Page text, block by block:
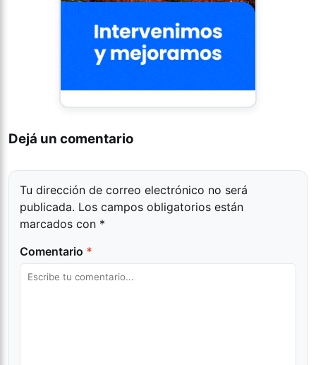
Dejá un comentario
Tu dirección de correo electrónico no será
publicada. Los campos obligatorios están
marcados con *
Comentario *